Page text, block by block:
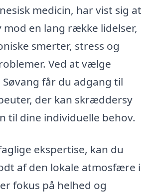
medicin, har vist sig at
en lang række lidelser,
smerter, stress og
Ved at vælge
får du adgang til
der kan skræddersy
til dine individuelle behov.
ekspertise, kan du
af den lokale atmosfære i
fokus på helhed og